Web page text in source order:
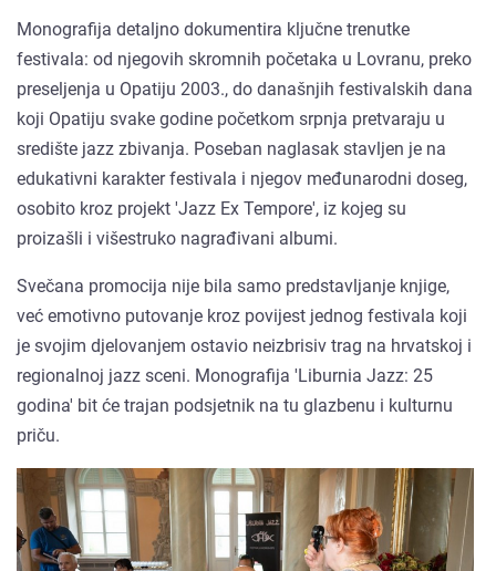
Monografija detaljno dokumentira ključne trenutke
festivala: od njegovih skromnih početaka u Lovranu, preko
preseljenja u Opatiju 2003., do današnjih festivalskih dana
koji Opatiju svake godine početkom srpnja pretvaraju u
središte jazz zbivanja. Poseban naglasak stavljen je na
edukativni karakter festivala i njegov međunarodni doseg,
osobito kroz projekt 'Jazz Ex Tempore', iz kojeg su
proizašli i višestruko nagrađivani albumi.
Svečana promocija nije bila samo predstavljanje knjige,
već emotivno putovanje kroz povijest jednog festivala koji
je svojim djelovanjem ostavio neizbrisiv trag na hrvatskoj i
regionalnoj jazz sceni. Monografija 'Liburnia Jazz: 25
godina' bit će trajan podsjetnik na tu glazbenu i kulturnu
priču.